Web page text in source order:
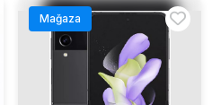
Mağaza